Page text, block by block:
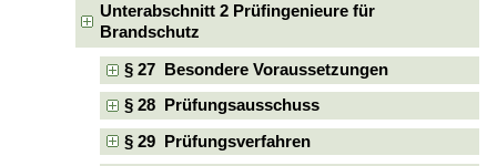
Unterabschnitt 2 Prüfingenieure für
Brandschutz
§ 27 Besondere Voraussetzungen
§ 28 Prüfungsausschuss
§ 29 Prüfungsverfahren